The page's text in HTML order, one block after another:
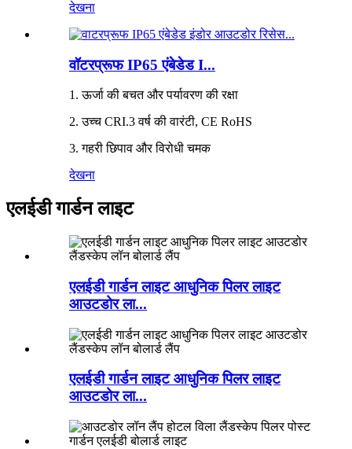
देखना
वॉटरप्रूफ IP65 एंबेडेड I...
1. ऊर्जा की बचत और पर्यावरण की रक्षा
2. उच्च CRI.3 वर्ष की वारंटी, CE RoHS
3. गहरी छिपाव और विरोधी चमक
देखना
एलईडी गार्डन लाइट
एलईडी गार्डन लाइट आधुनिक पिलर लाइट
आउटडोर ला...
एलईडी गार्डन लाइट आधुनिक पिलर लाइट
आउटडोर ला...